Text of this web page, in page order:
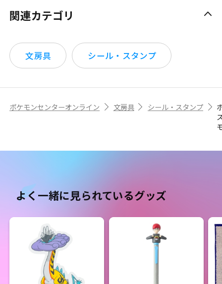
関連カテゴリ
文房具 シール・スタンプ
ポケモンセンターオンライン 文房具 シール・スタンプ
よく一緒に見られているグッズ